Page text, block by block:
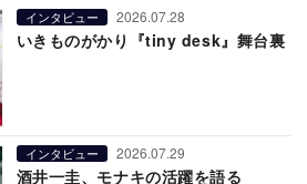
インタビュー 2026.07.28
いきものがかり『tiny desk』舞台裏
インタビュー 2026.07.29
酒井一圭、モナキの活躍を語る